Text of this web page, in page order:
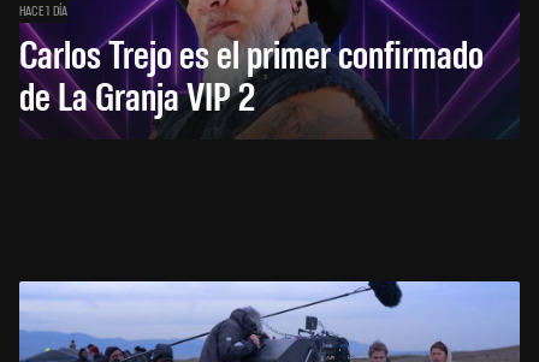
HACE 1 DÍA
Carlos Trejo es el primer confirmado
de La Granja VIP 2